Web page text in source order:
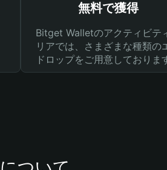
無料で獲得
Bitget Walletのアクティビテ
リアでは、さまざまな種類の
ドロップをご用意しておりま